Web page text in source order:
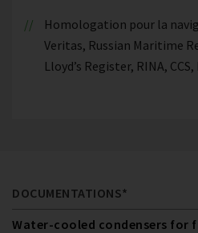
Homologation pour la
Veritas, Russian Maritime
Lloyd’s Register, RINA, CCS,
DOCUMENTATIONS*
Water-cooled condensers for